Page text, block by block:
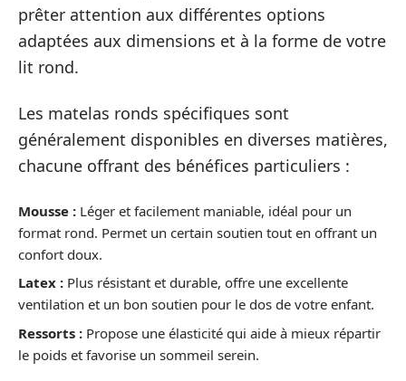
prêter attention aux différentes options
adaptées aux dimensions et à la forme de votre
lit rond.
Les matelas ronds spécifiques sont
généralement disponibles en diverses matières,
chacune offrant des bénéfices particuliers :
Mousse : Léger et facilement maniable, idéal pour un
format rond. Permet un certain soutien tout en offrant un
confort doux.
Latex : Plus résistant et durable, offre une excellente
ventilation et un bon soutien pour le dos de votre enfant.
Ressorts : Propose une élasticité qui aide à mieux répartir
le poids et favorise un sommeil serein.